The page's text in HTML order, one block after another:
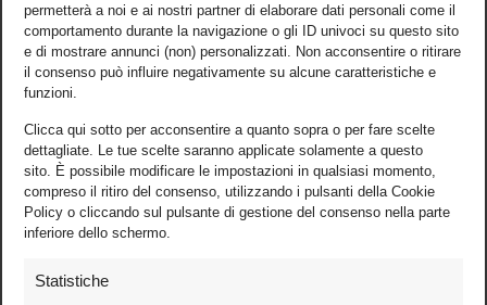
permetterà a noi e ai nostri partner di elaborare dati personali come il
comportamento durante la navigazione o gli ID univoci su questo sito
e di mostrare annunci (non) personalizzati. Non acconsentire o ritirare
il consenso può influire negativamente su alcune caratteristiche e
funzioni.
Clicca qui sotto per acconsentire a quanto sopra o per fare scelte
dettagliate. Le tue scelte saranno applicate solamente a questo
sito. È possibile modificare le impostazioni in qualsiasi momento,
compreso il ritiro del consenso, utilizzando i pulsanti della Cookie
Policy o cliccando sul pulsante di gestione del consenso nella parte
inferiore dello schermo.
Statistiche